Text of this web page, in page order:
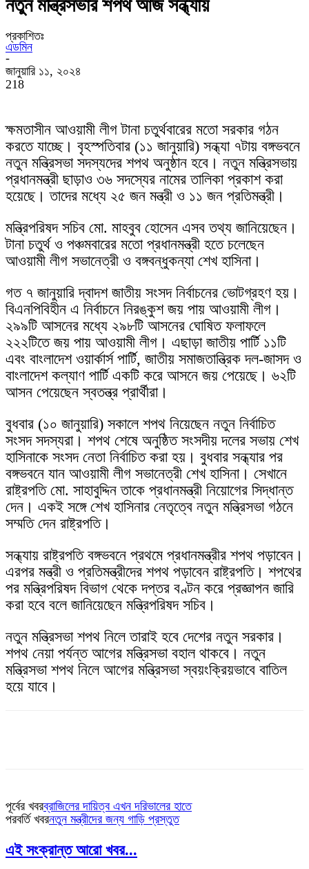
নতুন মন্ত্রিসভার শপথ আজ সন্ধ্যায়
প্রকাশিতঃ
এডমিন
-
জানুয়ারি ১১, ২০২৪
218
ক্ষমতাসীন আওয়ামী লীগ টানা চতুর্থবারের মতো সরকার গঠন
করতে যাচ্ছে। বৃহস্পতিবার (১১ জানুয়ারি) সন্ধ্যা ৭টায় বঙ্গভবনে
নতুন মন্ত্রিসভা সদস্যদের শপথ অনুষ্ঠান হবে। নতুন মন্ত্রিসভায়
প্রধানমন্ত্রী ছাড়াও ৩৬ সদস্যের নামের তালিকা প্রকাশ করা
হয়েছে। তাদের মধ্যে ২৫ জন মন্ত্রী ও ১১ জন প্রতিমন্ত্রী।
মন্ত্রিপরিষদ সচিব মো. মাহবুব হোসেন এসব তথ্য জানিয়েছেন।
টানা চতুর্থ ও পঞ্চমবারের মতো প্রধানমন্ত্রী হতে চলেছেন
আওয়ামী লীগ সভানেত্রী ও বঙ্গবন্ধুকন্যা শেখ হাসিনা।
গত ৭ জানুয়ারি দ্বাদশ জাতীয় সংসদ নির্বাচনের ভোটগ্রহণ হয়।
বিএনপিবিহীন এ নির্বাচনে নিরঙ্কুশ জয় পায় আওয়ামী লীগ।
২৯৯টি আসনের মধ্যে ২৯৮টি আসনের ঘোষিত ফলাফলে
২২২টিতে জয় পায় আওয়ামী লীগ। এছাড়া জাতীয় পার্টি ১১টি
এবং বাংলাদেশ ওয়ার্কার্স পার্টি, জাতীয় সমাজতান্ত্রিক দল-জাসদ ও
বাংলাদেশ কল্যাণ পার্টি একটি করে আসনে জয় পেয়েছে। ৬২টি
আসন পেয়েছেন স্বতন্ত্র প্রার্থীরা।
বুধবার (১০ জানুয়ারি) সকালে শপথ নিয়েছেন নতুন নির্বাচিত
সংসদ সদস্যরা। শপথ শেষে অনুষ্ঠিত সংসদীয় দলের সভায় শেখ
হাসিনাকে সংসদ নেতা নির্বাচিত করা হয়। বুধবার সন্ধ্যার পর
বঙ্গভবনে যান আওয়ামী লীগ সভানেত্রী শেখ হাসিনা। সেখানে
রাষ্ট্রপতি মো. সাহাবুদ্দিন তাকে প্রধানমন্ত্রী নিয়োগের সিদ্ধান্ত
দেন। একই সঙ্গে শেখ হাসিনার নেতৃত্বে নতুন মন্ত্রিসভা গঠনে
সম্মতি দেন রাষ্ট্রপতি।
সন্ধ্যায় রাষ্ট্রপতি বঙ্গভবনে প্রথমে প্রধানমন্ত্রীর শপথ পড়াবেন।
এরপর মন্ত্রী ও প্রতিমন্ত্রীদের শপথ পড়াবেন রাষ্ট্রপতি। শপথের
পর মন্ত্রিপরিষদ বিভাগ থেকে দপ্তর বণ্টন করে প্রজ্ঞাপন জারি
করা হবে বলে জানিয়েছেন মন্ত্রিপরিষদ সচিব।
নতুন মন্ত্রিসভা শপথ নিলে তারাই হবে দেশের নতুন সরকার।
শপথ নেয়া পর্যন্ত আগের মন্ত্রিসভা বহাল থাকবে। নতুন
মন্ত্রিসভা শপথ নিলে আগের মন্ত্রিসভা স্বয়ংক্রিয়ভাবে বাতিল
হয়ে যাবে।
পূর্বের খবরব্রাজিলের দায়িত্ব এখন দরিভালের হাতে
পরবর্তি খবরনতুন মন্ত্রীদের জন্য গাড়ি প্রস্তুত
এই সংক্রান্ত আরো খবর...